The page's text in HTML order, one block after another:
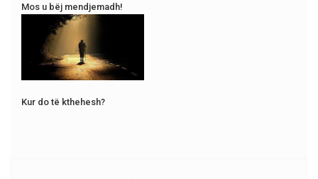
Mos u bëj mendjemadh!
Kur do të kthehesh?